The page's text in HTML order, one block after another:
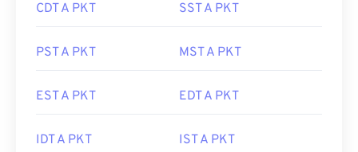
CDT A PKT SST A PKT
PST A PKT MST A PKT
EST A PKT EDT A PKT
IDT A PKT IST A PKT